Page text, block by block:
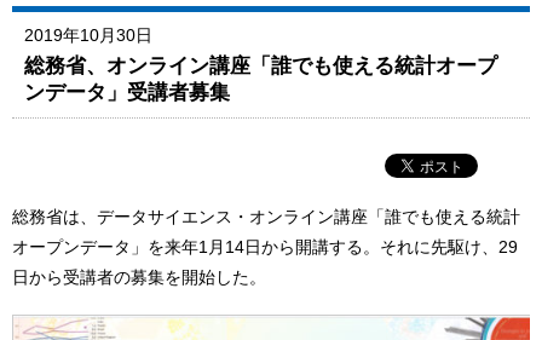
2019年10月30日
総務省、オンライン講座「誰でも使える統計オープ
ンデータ」受講者募集
総務省は、データサイエンス・オンライン講座「誰でも使える統計
オープンデータ」を来年1月14日から開講する。それに先駆け、29
日から受講者の募集を開始した。